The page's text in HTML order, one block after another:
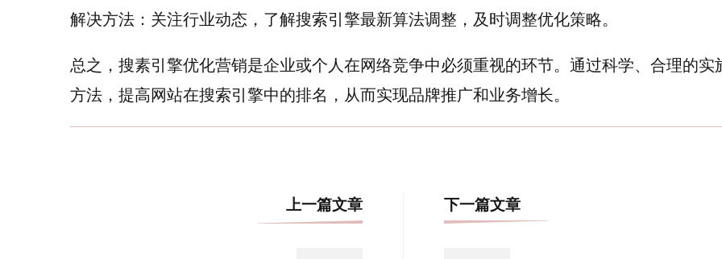
解决方法：关注行业动态，了解搜索引擎最新算法调整，及时调整优化策略。
总之，搜素引擎优化营销是企业或个人在网络竞争中必须重视的环节。通过科学、合理的实
方法，提高网站在搜索引擎中的排名，从而实现品牌推广和业务增长。
上一篇文章 下一篇文章